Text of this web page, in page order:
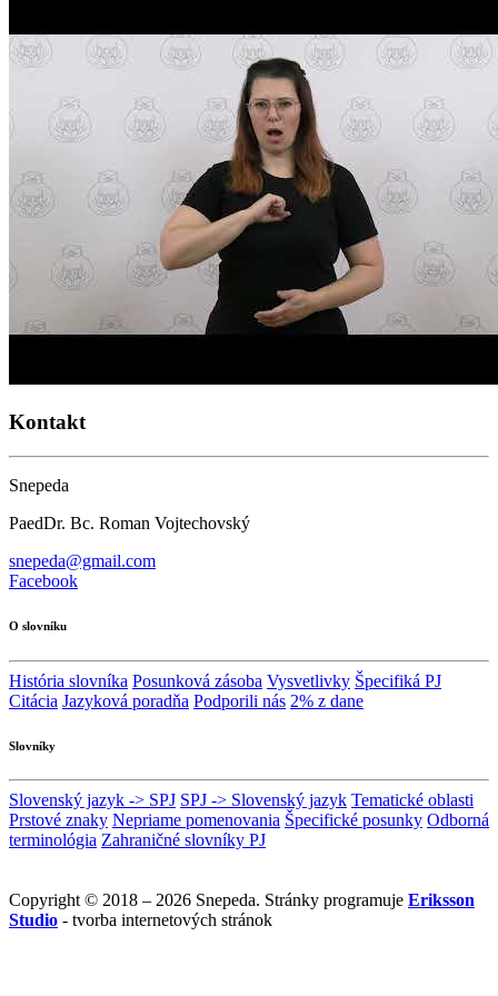
Kontakt
Snepeda
PaedDr. Bc. Roman Vojtechovský
snepeda@gmail.com
Facebook
O slovníku
História slovníka Posunková zásoba Vysvetlivky Špecifiká PJ
Citácia Jazyková poradňa Podporili nás 2% z dane
Slovníky
Slovenský jazyk -> SPJ SPJ -> Slovenský jazyk Tematické oblasti
Prstové znaky Nepriame pomenovania Špecifické posunky Odborná
terminológia Zahraničné slovníky PJ
Copyright © 2018 – 2026 Snepeda. Stránky programuje Eriksson
Studio - tvorba internetových stránok